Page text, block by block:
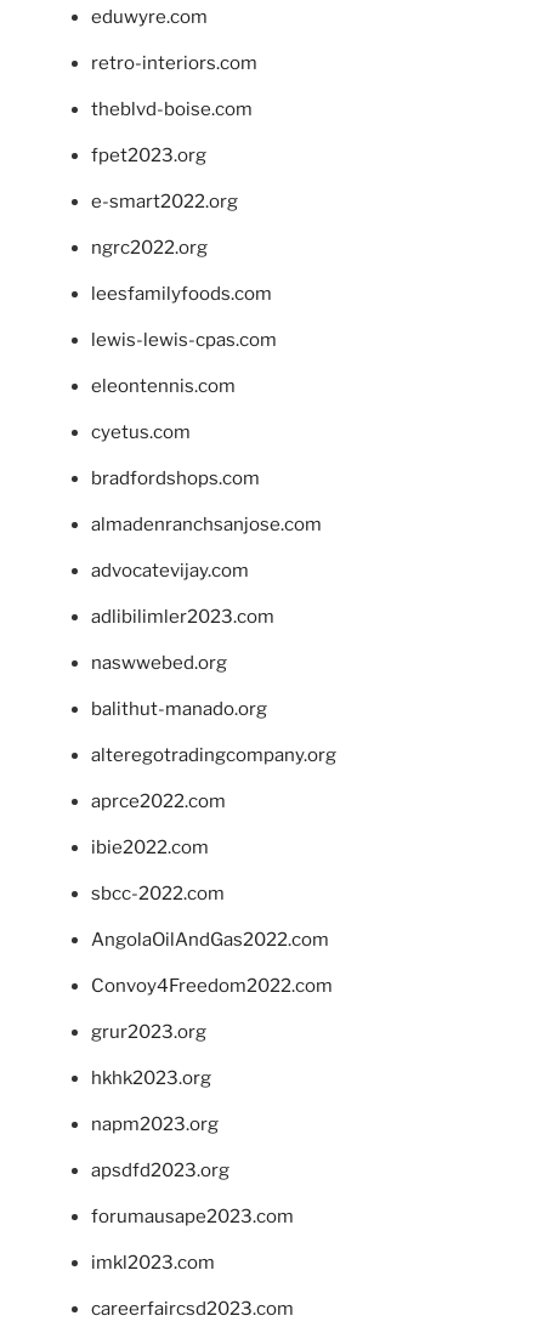
eduwyre.com
retro-interiors.com
theblvd-boise.com
fpet2023.org
e-smart2022.org
ngrc2022.org
leesfamilyfoods.com
lewis-lewis-cpas.com
eleontennis.com
cyetus.com
bradfordshops.com
almadenranchsanjose.com
advocatevijay.com
adlibilimler2023.com
naswwebed.org
balithut-manado.org
alteregotradingcompany.org
aprce2022.com
ibie2022.com
sbcc-2022.com
AngolaOilAndGas2022.com
Convoy4Freedom2022.com
grur2023.org
hkhk2023.org
napm2023.org
apsdfd2023.org
forumausape2023.com
imkl2023.com
careerfaircsd2023.com